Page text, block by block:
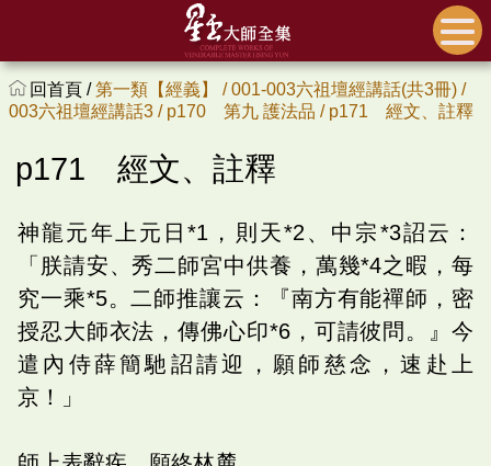
回首頁 /第一類【經義】 /001-003六祖壇經講話(共3冊) /
003六祖壇經講話3 / p170 第九 護法品 / p171 經文、註釋
p171 經文、註釋
神龍元年上元日*1，則天*2、中宗*3詔云：
「朕請安、秀二師宮中供養，萬幾*4之暇，每
究一乘*5。二師推讓云：『南方有能禪師，密
授忍大師衣法，傳佛心印*6，可請彼問。』今
遣內侍薛簡馳詔請迎，願師慈念，速赴上
京！」